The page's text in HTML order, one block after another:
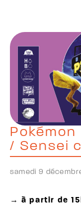
/ Sensei
samedi 9
→ à partir de